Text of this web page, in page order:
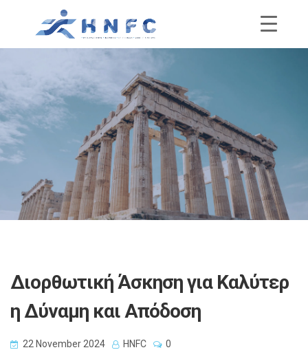
Διορθωτική Άσκηση για Καλύτερ
η Δύναμη και Απόδοση
22 November 2024 HNFC 0